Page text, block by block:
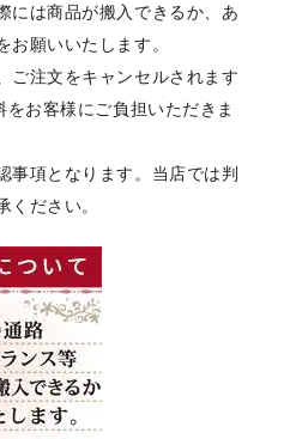
には商品が搬入できるか、あ
お願いいたします。
ご注文をキャンセルされます
お客様にご負担いただきま
事項となります。当店では判
ください。